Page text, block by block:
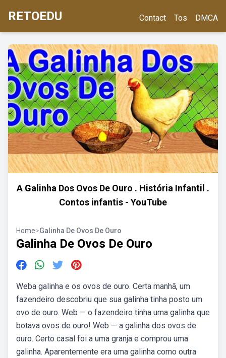
RETOEDU Contact Tos DMCA
A Galinha Dos Ovos De Ouro . História Infantil .
Contos infantis - YouTube
Home>Galinha De Ovos De Ouro
Galinha De Ovos De Ouro
Weba galinha e os ovos de ouro. Certa manhã, um
fazendeiro descobriu que sua galinha tinha posto um
ovo de ouro. Web — o fazendeiro tinha uma galinha que
botava ovos de ouro! Web — a galinha dos ovos de
ouro. Certo casal foi a uma granja e comprou uma
galinha. Aparentemente era uma galinha como outra